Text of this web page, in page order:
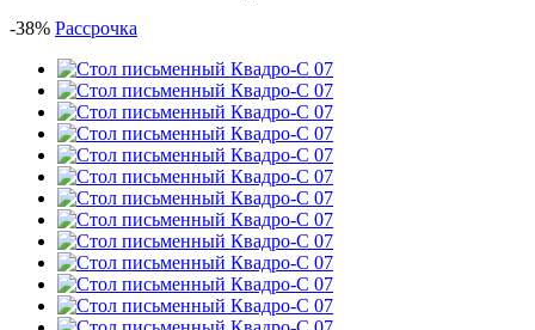
-38% Рассрочка